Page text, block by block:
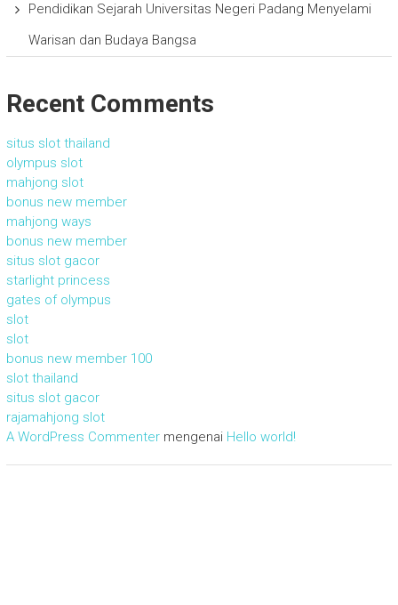
Pendidikan Sejarah Universitas Negeri Padang Menyelami
Warisan dan Budaya Bangsa
Recent Comments
situs slot thailand
olympus slot
mahjong slot
bonus new member
mahjong ways
bonus new member
situs slot gacor
starlight princess
gates of olympus
slot
slot
bonus new member 100
slot thailand
situs slot gacor
rajamahjong slot
A WordPress Commentermengenai Hello world!